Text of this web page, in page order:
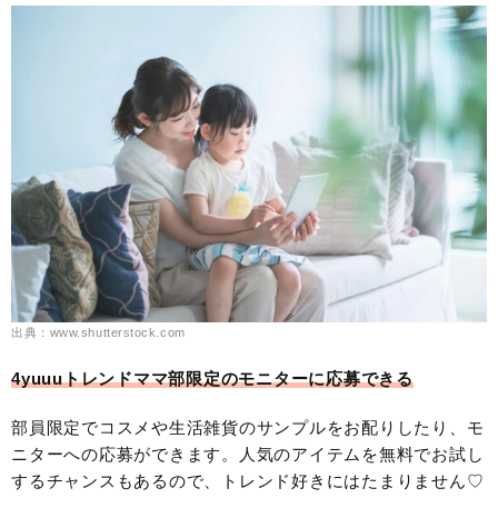
出典：www.shutterstock.com
4yuuuトレンドママ部限定のモニターに応募できる
部員限定でコスメや生活雑貨のサンプルをお配りしたり、モ
ニターへの応募ができます。人気のアイテムを無料でお試し
するチャンスもあるので、トレンド好きにはたまりません♡